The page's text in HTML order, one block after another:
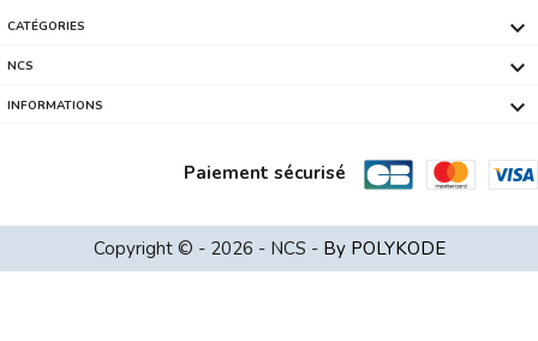
SERVEUR NAS DS-723+ SYNOLOGY 2 Baies ...
CATÉGORIES 
NCS 
INFORMATIONS 
Paiement sécurisé
Copyright © - 2026 - NCS - By POLYKODE